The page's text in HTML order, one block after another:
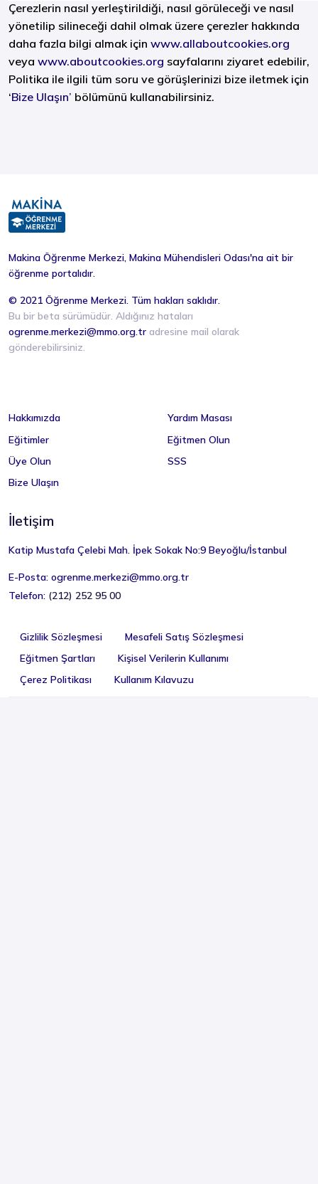
Çerezlerin nasıl yerleştirildiği, nasıl görüleceği ve nasıl
yönetilip silineceği dahil olmak üzere çerezler hakkında
daha fazla bilgi almak için www.allaboutcookies.org
veya www.aboutcookies.org sayfalarını ziyaret edebilir,
Politika ile ilgili tüm soru ve görüşlerinizi bize iletmek için
‘Bize Ulaşın’ bölümünü kullanabilirsiniz.
Makina Öğrenme Merkezi, Makina Mühendisleri Odası'na ait bir
öğrenme portalıdır.
© 2021 Öğrenme Merkezi. Tüm hakları saklıdır.
Bu bir beta sürümüdür. Aldığınız hataları
ogrenme.merkezi@mmo.org.tr adresine mail olarak
gönderebilirsiniz.
Hakkımızda
Eğitimler
Üye Olun
Bize Ulaşın
Yardım Masası
Eğitmen Olun
SSS
İletişim
Katip Mustafa Çelebi Mah. İpek Sokak No:9 Beyoğlu/İstanbul
E-Posta: ogrenme.merkezi@mmo.org.tr
Telefon: (212) 252 95 00
Gizlilik Sözleşmesi
Mesafeli Satış Sözleşmesi
Eğitmen Şartları
Kişisel Verilerin Kullanımı
Çerez Politikası
Kullanım Kılavuzu